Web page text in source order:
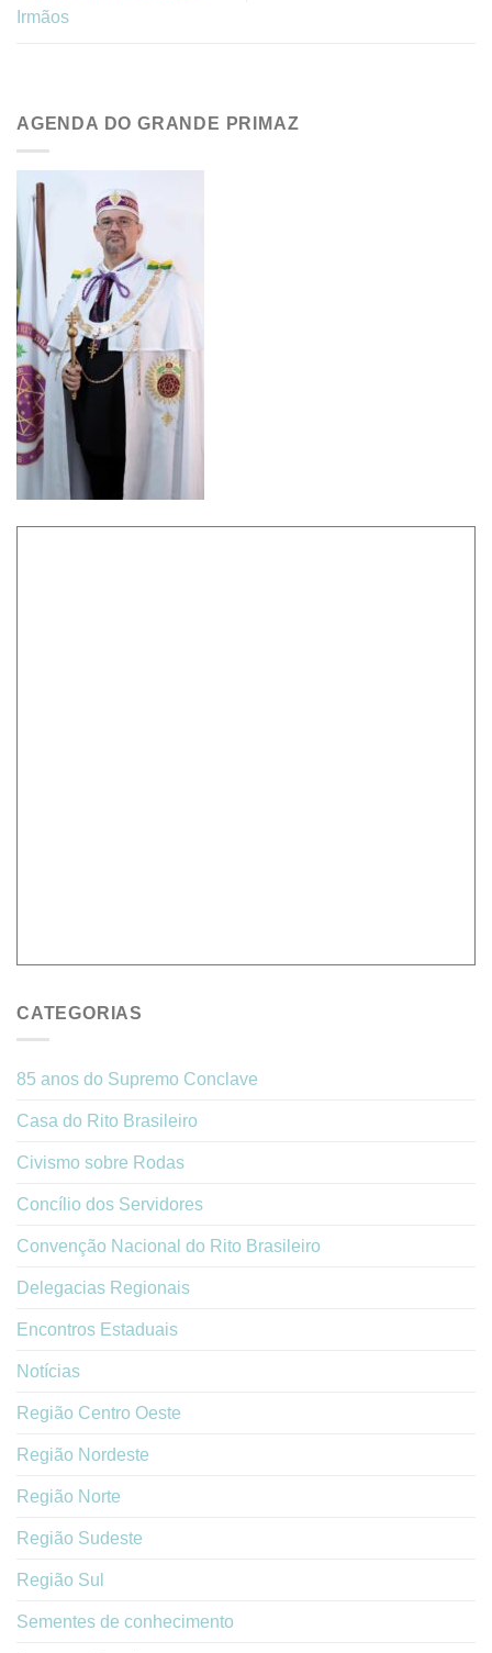
Irmãos
AGENDA DO GRANDE PRIMAZ
CATEGORIAS
85 anos do Supremo Conclave
Casa do Rito Brasileiro
Civismo sobre Rodas
Concílio dos Servidores
Convenção Nacional do Rito Brasileiro
Delegacias Regionais
Encontros Estaduais
Notícias
Região Centro Oeste
Região Nordeste
Região Norte
Região Sudeste
Região Sul
Sementes de conhecimento